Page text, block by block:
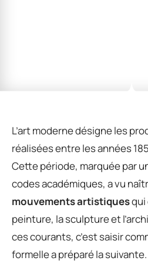
L’art moderne désigne les
réalisées entre les années
Cette période, marquée par
codes académiques, a vu
mouvements artistiquesqui
peinture, la sculpture et
ces courants, c’est saisir
formelle a préparé la suivante.